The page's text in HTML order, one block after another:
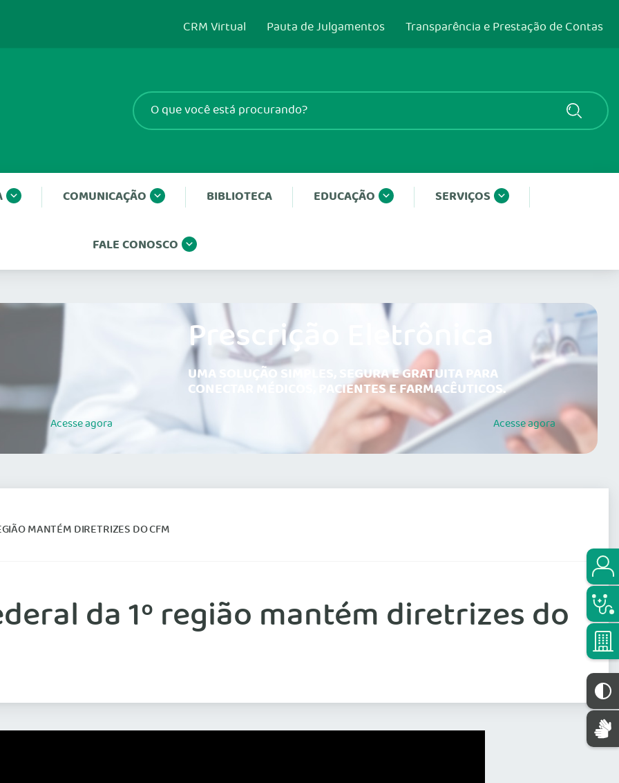
CRM Virtual Pauta de Julgamentos Transparência e Prestação de Contas
COMUNICAÇÃO BIBLIOTECA EDUCAÇÃO SERVIÇOS
FALE CONOSCO
Acesseagora
Prescrição Eletrônica
UMA SOLUÇÃO SIMPLES, SEGURA E GRATUITA PARA
CONECTAR MÉDICOS, PACIENTES E FARMACÊUTICOS.
Acesseagora
MANTÉM DIRETRIZES DO CFM
da 1º região mantém diretrizes do